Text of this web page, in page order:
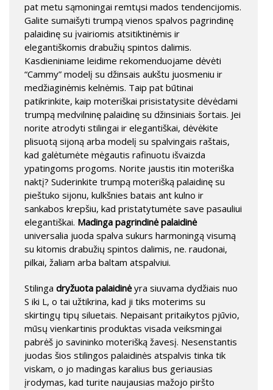
pat metu sąmoningai remtųsi mados tendencijomis.
Galite sumaišyti trumpą vienos spalvos pagrindinę
palaidinę su įvairiomis atsitiktinėmis ir
elegantiškomis drabužių spintos dalimis.
Kasdieniniame leidime rekomenduojame dėvėti
“Cammy” modelį su džinsais aukštu juosmeniu ir
medžiaginėmis kelnėmis. Taip pat būtinai
patikrinkite, kaip moteriškai prisistatysite dėvėdami
trumpą medvilninę palaidinę su džinsiniais šortais. Jei
norite atrodyti stilingai ir elegantiškai, dėvėkite
plisuotą sijoną arba modelį su spalvingais raštais,
kad galėtumėte mėgautis rafinuotu išvaizda
ypatingoms progoms. Norite jaustis itin moteriška
naktį? Suderinkite trumpą moterišką palaidinę su
pieštuko sijonu, kulkšnies batais ant kulno ir
sankabos krepšiu, kad pristatytumėte save pasauliui
elegantiškai. Madinga pagrindinė palaidinė
universalia juoda spalva sukurs harmoningą visumą
su kitomis drabužių spintos dalimis, ne. raudonai,
pilkai, žaliam arba baltam atspalviui.
Stilinga dryžuota palaidinėyra siuvama dydžiais nuo
S iki L, o tai užtikrina, kad ji tiks moterims su
skirtingų tipų siluetais. Nepaisant pritaikytos pjūvio,
mūsų vienkartinis produktas visada veiksmingai
pabrėš jo savininko moterišką žavesį. Nesenstantis
juodas šios stilingos palaidinės atspalvis tinka tik
viskam, o jo madingas karalius bus geriausias
įrodymas, kad turite naujausias mažojo piršto